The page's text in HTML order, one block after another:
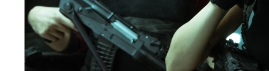
NYX випустила колекцію макіяжу,
будинок»